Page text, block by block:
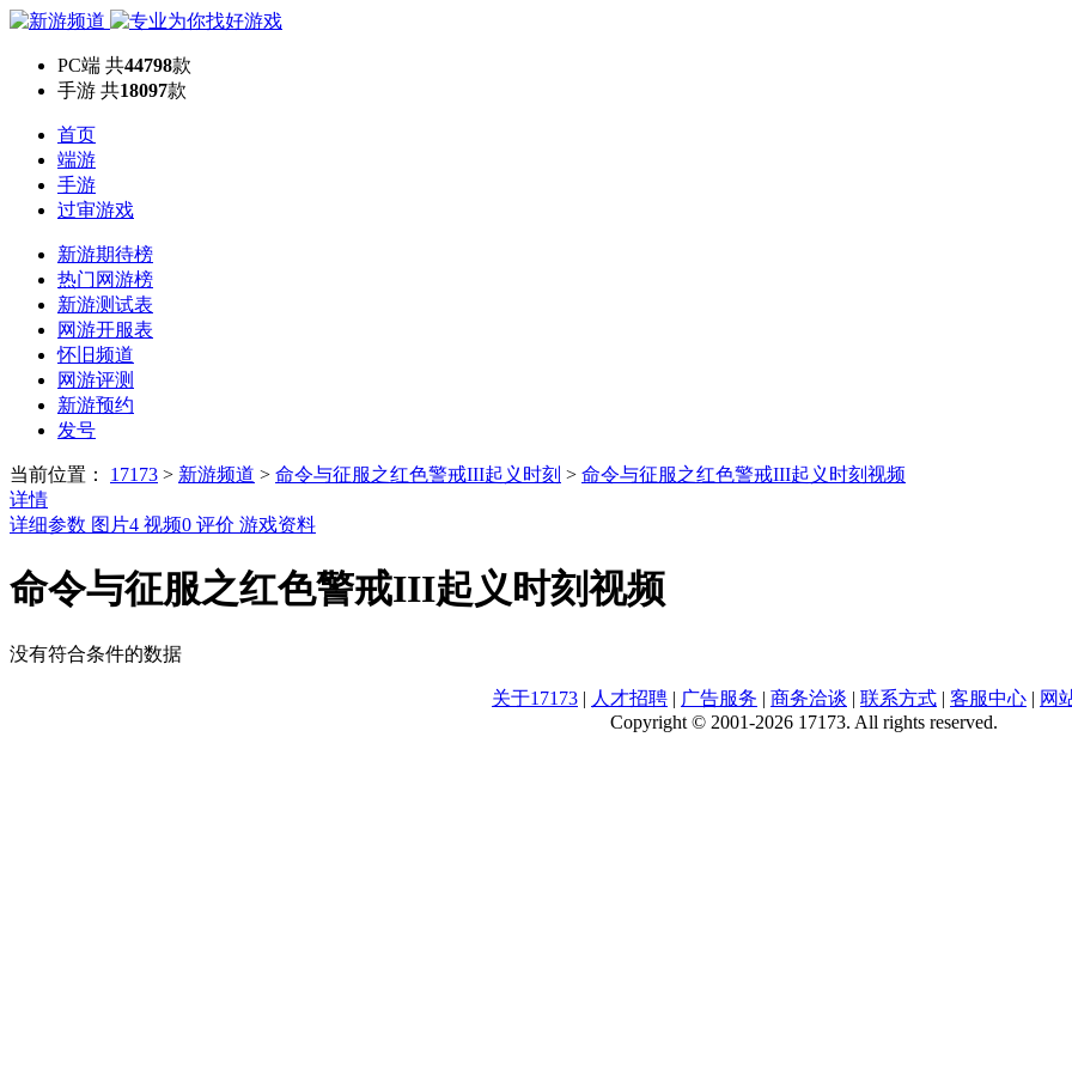
PC端 共44798款
手游 共18097款
首页
端游
手游
过审游戏
新游期待榜
热门网游榜
新游测试表
网游开服表
怀旧频道
网游评测
新游预约
发号
当前位置： 17173 > 新游频道 > 命令与征服之红色警戒III起义时刻 > 命令与征服之红色警戒III起义时刻视频
详情
详细参数 图片4 视频0 评价 游戏资料
命令与征服之红色警戒III起义时刻视频
没有符合条件的数据
关于17173 | 人才招聘 | 广告服务 | 商务洽谈 | 联系方式 | 客服中心 | 网
Copyright © 2001-2026 17173. All rights reserved.